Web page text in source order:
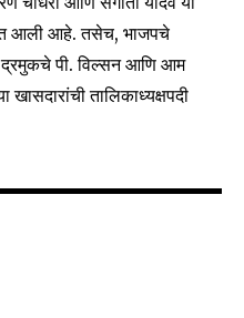
आली आहे. तसेच, भाजपचे
द्रमुकचे पी. विल्सन आणि आम
तालिकाध्यक्षपदी